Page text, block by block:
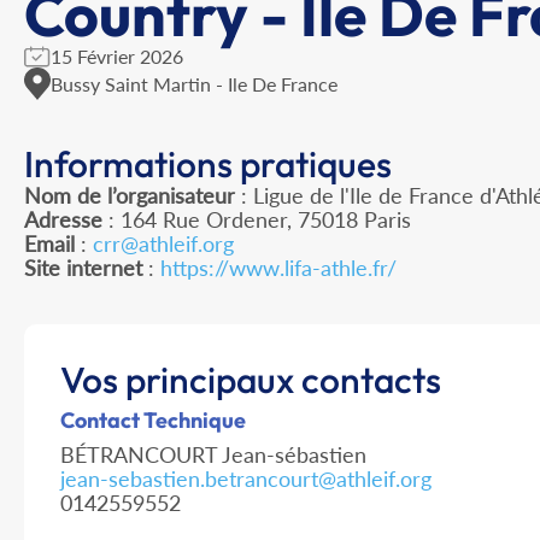
15 Février 2026
Bussy Saint Martin - Ile De France
Informations pratiques
Nom de l’organisateur : Ligue de l'Ile de France
Adresse : 164 Rue Ordener, 75018 Paris
Email : crr@athleif.org
Site internet: https://www.lifa-athle.fr/
Vos principaux contacts
Contact Technique
BÉTRANCOURT Jean-sébastien
jean-sebastien.betrancourt@athleif.org
0142559552